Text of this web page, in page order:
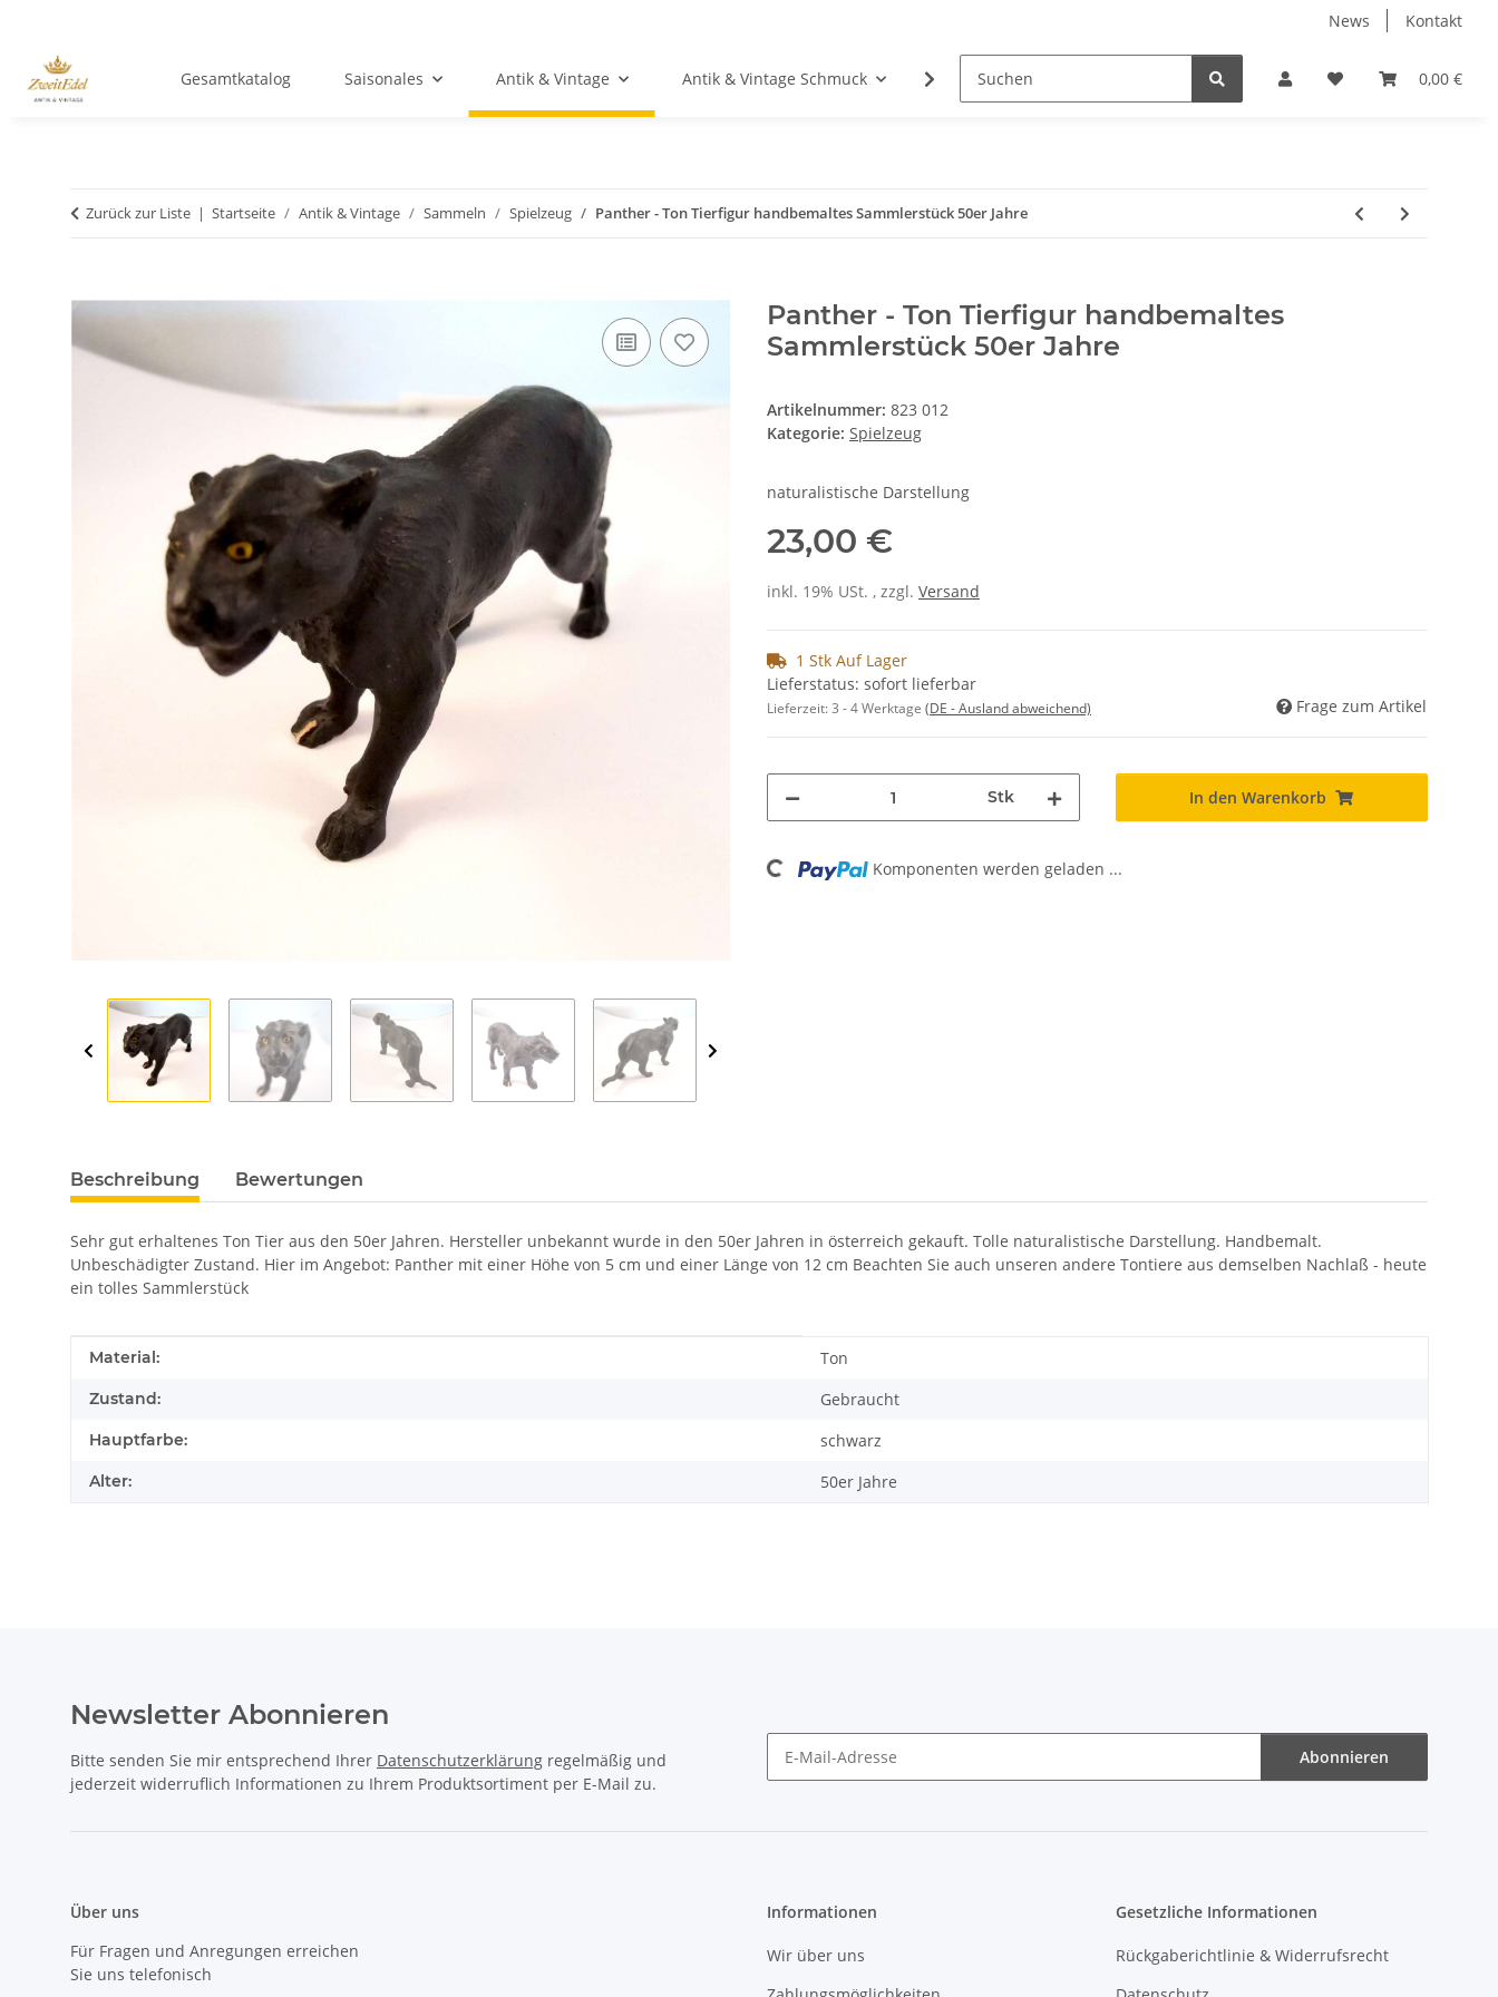
News Kontakt
0,00 €
Gesamtkatalog Saisonales Antik & Vintage Antik & Vintage Schmuck Fundgrube Neuware Schmuck
Zurück zur Liste Startseite Antik & Vintage Sammeln Spielzeug Panther - Ton Tierfigur handbemaltes Sammlerstück 50er Jahre
Panther - Ton Tierfigur handbemaltes
Sammlerstück 50er Jahre
Artikelnummer: 823 012
Kategorie: Spielzeug
naturalistische Darstellung
23,00 €
inkl. 19% USt. , zzgl. Versand
1 Stk Auf Lager
Lieferstatus: sofort lieferbar
Lieferzeit:3 - 4 Werktage (DE - Ausland abweichend) Frage zum Artikel
Stk In den Warenkorb
Loading... Komponenten werden geladen ...
Beschreibung Bewertungen
Sehr gut erhaltenes Ton Tier aus den 50er Jahren. Hersteller unbekannt wurde in den 50er Jahren in österreich gekauft. Tolle naturalistische Darstellung. Handbemalt.
Unbeschädigter Zustand. Hier im Angebot: Panther mit einer Höhe von 5 cm und einer Länge von 12 cm Beachten Sie auch unseren andere Tontiere aus demselben Nachlaß - heute
ein tolles Sammlerstück
Produkteigenschaft
Wert
Material: Ton
Zustand: Gebraucht
Hauptfarbe: schwarz
Alter: 50er Jahre
Newsletter Abonnieren
Bitte senden Sie mir entsprechend Ihrer Datenschutzerklärung regelmäßig und
jederzeit widerruflich Informationen zu Ihrem Produktsortiment per E-Mail zu.
Abonnieren
Über uns
Für Fragen und Anregungen erreichen
Sie uns telefonisch
Informationen
Wir über uns
Gesetzliche Informationen
Rückgaberichtlinie & Widerrufsrecht